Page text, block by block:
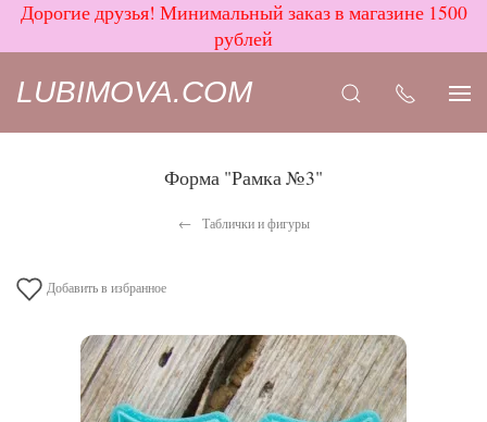
Дорогие друзья! Минимальный заказ в магазине 1500
рублей
LUBIMOVA.COM
Форма "Рамка №3"
Таблички и фигуры
Добавить в избранное